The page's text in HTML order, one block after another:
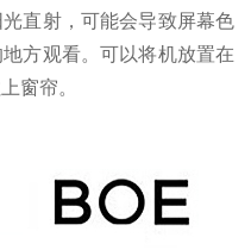
直射，可能会导致屏幕色
方观看。可以将机放置在
窗帘。